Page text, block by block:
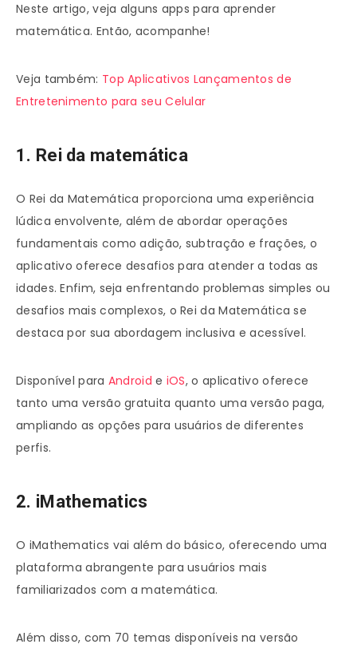
Neste artigo, veja alguns apps para aprender
matemática. Então, acompanhe!
Veja também: Top Aplicativos Lançamentos de
Entretenimento para seu Celular
1. Rei da matemática
O Rei da Matemática proporciona uma experiência
lúdica envolvente, além de abordar operações
fundamentais como adição, subtração e frações, o
aplicativo oferece desafios para atender a todas as
idades. Enfim, seja enfrentando problemas simples ou
desafios mais complexos, o Rei da Matemática se
destaca por sua abordagem inclusiva e acessível.
Disponível para Android e iOS, o aplicativo oferece
tanto uma versão gratuita quanto uma versão paga,
ampliando as opções para usuários de diferentes
perfis.
2. iMathematics
O iMathematics vai além do básico, oferecendo uma
plataforma abrangente para usuários mais
familiarizados com a matemática.
Além disso, com 70 temas disponíveis na versão